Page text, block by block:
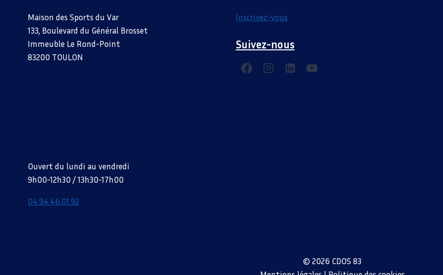
Maison des Sports du Var
133, Boulevard du Général Brosset
Immeuble Le Rond-Point
83200 TOULON
Ouvert du lundi au vendredi
9h00-12h30 / 13h30-17h00
04.94.46.01.92
Inscrivez-vous
Suivez-nous
© 2026 CDOS 83